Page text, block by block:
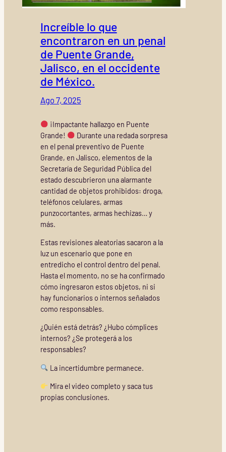
Increíble lo que
encontraron en un penal
de Puente Grande,
Jalisco, en el occidente
de México.
Ago 7, 2025
¡Impactante hallazgo en Puente
Grande!
Durante una redada sorpresa
en el penal preventivo de Puente
Grande, en Jalisco, elementos de la
Secretaría de Seguridad Pública del
estado descubrieron una alarmante
cantidad de objetos prohibidos: droga,
teléfonos celulares, armas
punzocortantes, armas hechizas… y
más.
Estas revisiones aleatorias sacaron a la
luz un escenario que pone en
entredicho el control dentro del penal.
Hasta el momento, no se ha confirmado
cómo ingresaron estos objetos, ni si
hay funcionarios o internos señalados
como responsables.
¿Quién está detrás? ¿Hubo cómplices
internos? ¿Se protegerá a los
responsables?
La incertidumbre permanece.
Mira el video completo y saca tus
propias conclusiones.